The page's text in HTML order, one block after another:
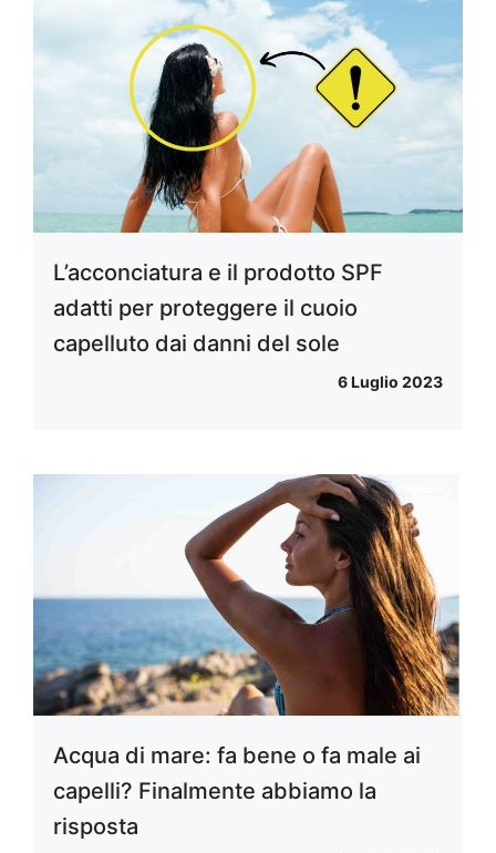
L’acconciatura e il prodotto SPF
adatti per proteggere il cuoio
capelluto dai danni del sole
6 Luglio 2023
Acqua di mare: fa bene o fa male ai
capelli? Finalmente abbiamo la
risposta